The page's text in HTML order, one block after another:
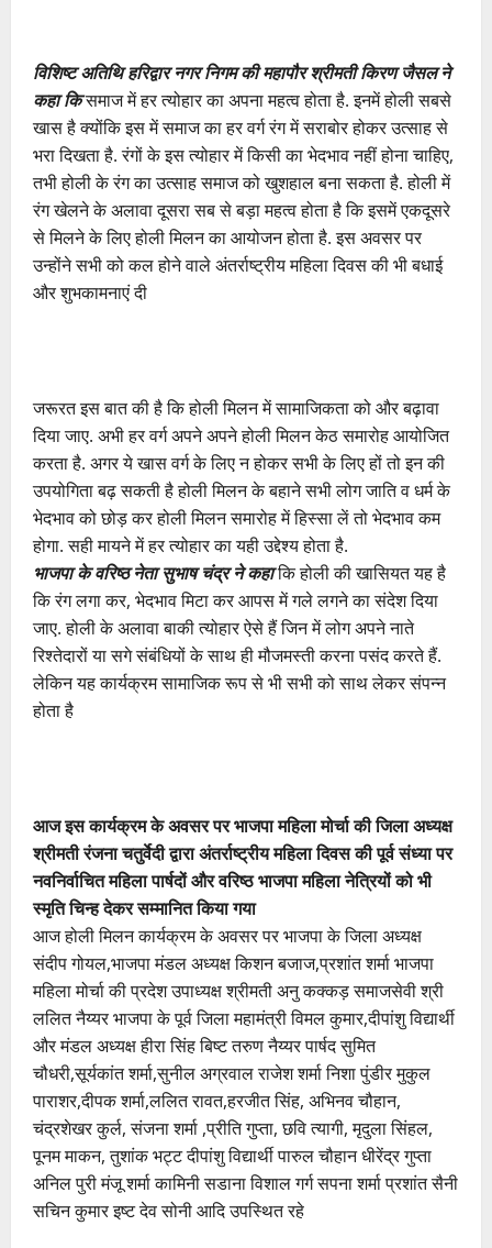
विशिष्ट अतिथि हरिद्वार नगर निगम की महापौर श्रीमती किरण जैसल ने
कहा किसमाज में हर त्योहार का अपना महत्व होता है. इनमें होली सबसे
खास है क्योंकि इस में समाज का हर वर्ग रंग में सराबोर होकर उत्साह से
भरा दिखता है. रंगों के इस त्योहार में किसी का भेदभाव नहीं होना चाहिए,
तभी होली के रंग का उत्साह समाज को खुशहाल बना सकता है. होली में
रंग खेलने के अलावा दूसरा सब से बड़ा महत्व होता है कि इसमें एकदूसरे
से मिलने के लिए होली मिलन का आयोजन होता है. इस अवसर पर
उन्होंने सभी को कल होने वाले अंतर्राष्ट्रीय महिला दिवस की भी बधाई
और शुभकामनाएं दी
जरूरत इस बात की है कि होली मिलन में सामाजिकता को और बढ़ावा
दिया जाए. अभी हर वर्ग अपने अपने होली मिलन केठ समारोह आयोजित
करता है. अगर ये खास वर्ग के लिए न होकर सभी के लिए हों तो इन की
उपयोगिता बढ़ सकती है होली मिलन के बहाने सभी लोग जाति व धर्म के
भेदभाव को छोड़ कर होली मिलन समारोह में हिस्सा लें तो भेदभाव कम
होगा. सही मायने में हर त्योहार का यही उद्देश्य होता है.
भाजपा के वरिष्ठ नेता सुभाष चंद्र ने कहाकि होली की खासियत यह है
कि रंग लगा कर, भेदभाव मिटा कर आपस में गले लगने का संदेश दिया
जाए. होली के अलावा बाकी त्योहार ऐसे हैं जिन में लोग अपने नाते
रिश्तेदारों या सगे संबंधियों के साथ ही मौजमस्ती करना पसंद करते हैं.
लेकिन यह कार्यक्रम सामाजिक रूप से भी सभी को साथ लेकर संपन्न
होता है
आज इस कार्यक्रम के अवसर पर भाजपा महिला मोर्चा की जिला अध्यक्ष
श्रीमती रंजना चतुर्वेदी द्वारा अंतर्राष्ट्रीय महिला दिवस की पूर्व संध्या पर
नवनिर्वाचित महिला पार्षदों और वरिष्ठ भाजपा महिला नेत्रियों को भी
स्मृति चिन्ह देकर सम्मानित किया गया
आज होली मिलन कार्यक्रम के अवसर पर भाजपा के जिला अध्यक्ष
संदीप गोयल,भाजपा मंडल अध्यक्ष किशन बजाज,प्रशांत शर्मा भाजपा
महिला मोर्चा की प्रदेश उपाध्यक्ष श्रीमती अनु कक्कड़ समाजसेवी श्री
ललित नैय्यर भाजपा के पूर्व जिला महामंत्री विमल कुमार,दीपांशु विद्यार्थी
और मंडल अध्यक्ष हीरा सिंह बिष्ट तरुण नैय्यर पार्षद सुमित
चौधरी,सूर्यकांत शर्मा,सुनील अग्रवाल राजेश शर्मा निशा पुंडीर मुकुल
पाराशर,दीपक शर्मा,ललित रावत,हरजीत सिंह, अभिनव चौहान,
चंद्रशेखर कुर्ल, संजना शर्मा ,प्रीति गुप्ता, छवि त्यागी, मृदुला सिंहल,
पूनम माकन, तुशांक भट्ट दीपांशु विद्यार्थी पारुल चौहान धीरेंद्र गुप्ता
अनिल पुरी मंजू शर्मा कामिनी सडाना विशाल गर्ग सपना शर्मा प्रशांत सैनी
सचिन कुमार इष्ट देव सोनी आदि उपस्थित रहे